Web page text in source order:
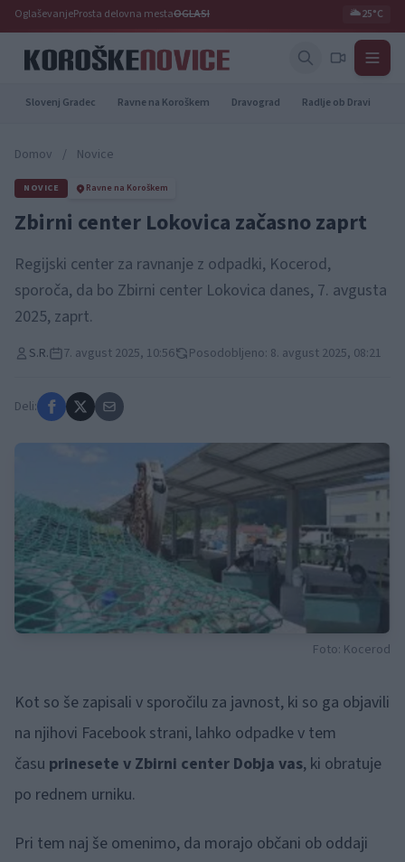
OglaševanjeProsta delovna mestaOGLASI 🌥️25°C
Slovenj Gradec Ravne na Koroškem Dravograd Radlje ob Dravi
Domov / Novice
NOVICE Ravne na Koroškem
Zbirni center Lokovica začasno zaprt
Regijski center za ravnanje z odpadki, Kocerod,
sporoča, da bo Zbirni center Lokovica danes, 7. avgusta
2025, zaprt.
S.R. 7. avgust 2025, 10:56 Posodobljeno: 8. avgust 2025, 08:21
Deli:
Foto: Kocerod
Kot so še zapisali v sporočilu za javnost, ki so ga objavili
na njihovi Facebook strani, lahko odpadke v tem
času prinesete v Zbirni center Dobja vas, ki obratuje
po rednem urniku.
Pri tem naj še omenimo, da morajo občani ob oddaji